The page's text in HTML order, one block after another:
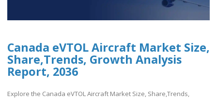
Canada eVTOL Aircraft Market Size,
Share,Trends, Growth Analysis
Report, 2036
Explore the Canada eVTOL Aircraft Market Size, Share,Trends,